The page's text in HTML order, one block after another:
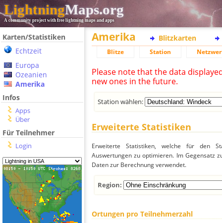
LightningMaps.org
A community project with free lightning maps and apps
Karten/Statistiken
Echtzeit
Europa
Ozeanien
Amerika
Infos
Apps
Über
Für Teilnehmer
Login
Amerika Blitzkarten
Blitze Station
Please note that the data
new ones in the future.
Station wählen:
Erweiterte Statistiken
Erweiterte Statistiken, welche für den
Auswertungen zu optimieren. Im Gegensatz
Daten zur Berechnung verwendet.
Region:
Ortungen pro Teilnehmerzahl